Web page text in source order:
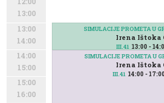
13:00
13:00
14:00
14:00
15:00
15:00
16:00
SIMULACIJE PROMETA U
Irena Ištoka
III.41 13:00 -
SIMULACIJE PROMETA U
Irena Ištoka
III.41 14:00 -